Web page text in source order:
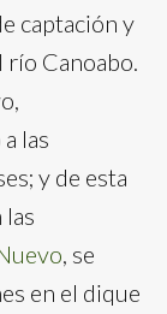
captación y
Canoabo.
las
y de esta
, se
en el dique